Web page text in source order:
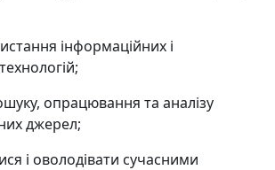
інформаційних і
опрацювання та аналізу
джерел;
і оволодівати сучасними